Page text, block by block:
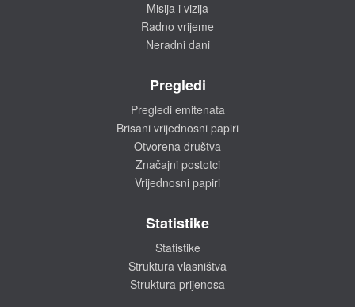
Misija i vizija
Radno vrijeme
Neradni dani
Pregledi
Pregledi emitenata
Brisani vrijednosni papiri
Otvorena društva
Značajni postotci
Vrijednosni papiri
Statistike
Statistike
Struktura vlasništva
Struktura prijenosa